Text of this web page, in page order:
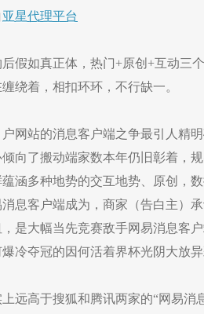
亚星代理平台
如真正体，热门+原创+互动三
绕着，相扣环环，不行缺一。
站的消息客户端之争最引人精明
向了搬动端家数本年仍旧彰着，
涵多种地势的交互地势、原创，
息客户端成为，商家（告白主）
是大幅当先竞赛敌手网易消息客
冷夺冠的因何活着界杯光阴大放
高于搜狐和腾讯两家的“网易消